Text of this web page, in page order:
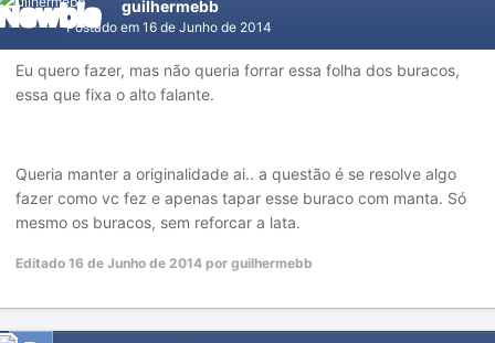
guilhermebb
Postado em 16 de Junho de 2014
Eu quero fazer, mas não queria forrar essa folha dos buracos,
essa que fixa o alto falante.
Queria manter a originalidade ai.. a questão é se resolve algo
fazer como vc fez e apenas tapar esse buraco com manta. Só
mesmo os buracos, sem reforcar a lata.
Editado 16 de Junho de 2014 por guilhermebb